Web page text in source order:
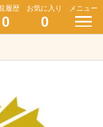
履歴
0
お気に入り
0
メニュー